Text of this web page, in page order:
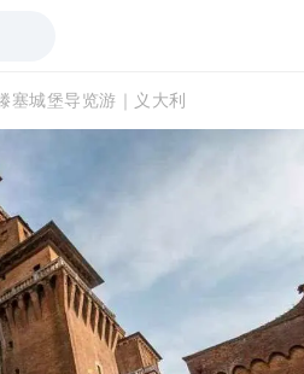
塞城堡导览游｜义大利